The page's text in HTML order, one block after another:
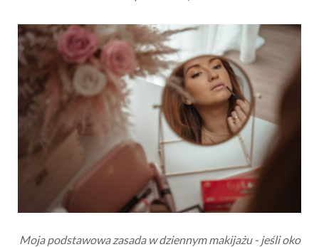
Moja podstawowa zasada w dziennym makijażu - jeśli oko